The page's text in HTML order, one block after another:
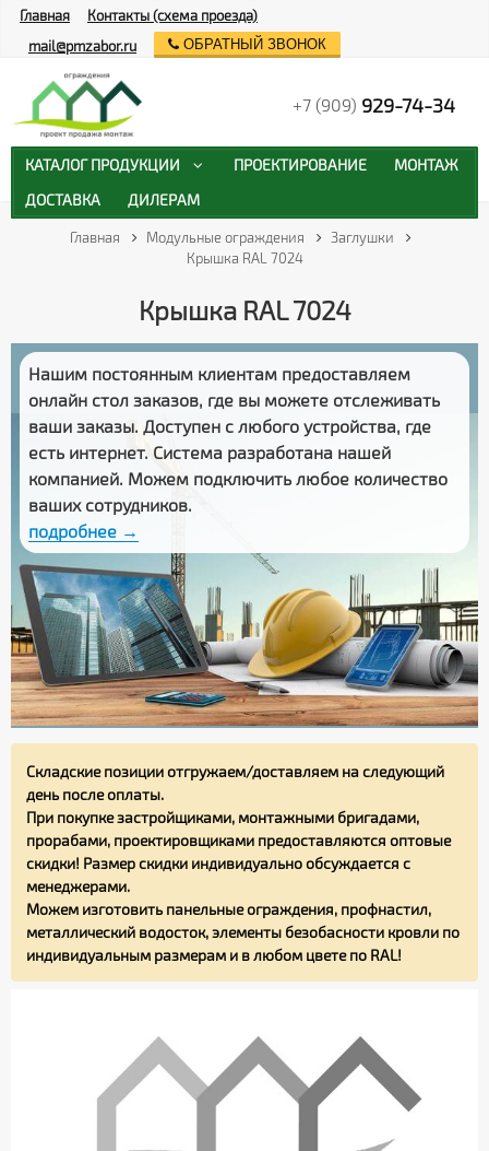
Главная Модульные ограждения
Заглушки
Крышка RAL 7024
Крышка RAL 7024
Нашим постоянным клиентам предоставляем
онлайн стол заказов, где вы можете отслеживать
ваши заказы. Доступен с любого устройства, где
есть интернет. Система разработана нашей
компанией. Можем подключить любое количество
ваших сотрудников.
подробнее →
Складские позиции отгружаем/доставляем на следующий
день после оплаты.
При покупке застройщиками, монтажными бригадами,
прорабами, проектировщиками предоставляются оптовые
скидки! Размер скидки индивидуально обсуждается с
менеджерами.
Можем изготовить панельные ограждения, профнастил,
металлический водосток, элементы безобасности кровли по
индивидуальным размерам и в любом цвете по RAL!
Главная
Контакты (схема проезда)
mail@pmzabor.ru
ОБРАТНЫЙ ЗВОНОК
+7 (909) 929-74-34
КАТАЛОГ ПРОДУКЦИИ ПРОЕКТИРОВАНИЕ
МОНТАЖ
ДОСТАВКА
ДИЛЕРАМ